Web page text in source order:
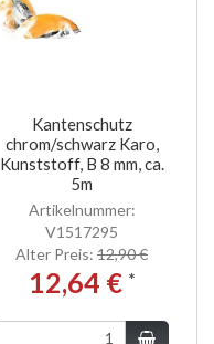
Kantenschutz
chrom/schwarz Karo,
Kunststoff, B 8 mm, ca.
5m
Artikelnummer:
V1517295
Alter Preis: 12,90 €
12,64 € *